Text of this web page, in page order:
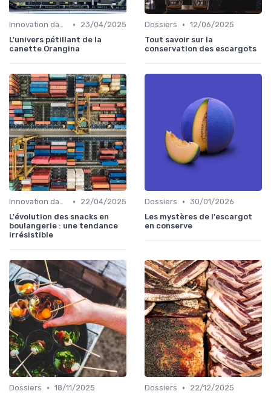
Innovation dans la food •
23/04/2025
L'univers pétillant de la
canette Orangina
Dossiers • 12/06/2025
Tout savoir sur la
conservation des escargots
Innovation dans la food •
22/04/2025
L'évolution des snacks en
boulangerie : une tendance
irrésistible
Dossiers • 30/01/2026
Les mystères de l'escargot
en conserve
Dossiers • 18/11/2025
Dossiers •
22/12/2025